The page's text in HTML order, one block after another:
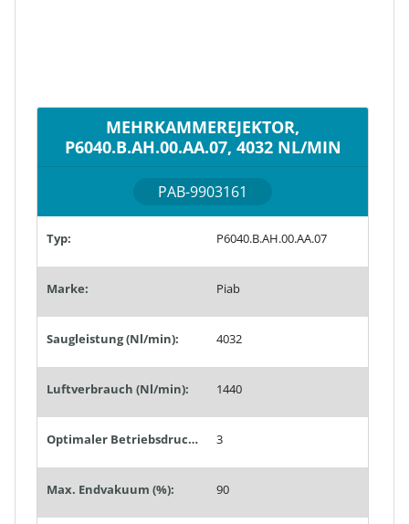
MEHRKAMMEREJEKTOR,
P6040.B.AH.00.AA.07, 4032 NL/MIN
PAB-9903161
Typ: P6040.B.AH.00.AA.07
Marke: Piab
Saugleistung (Nl/min): 4032
Luftverbrauch (Nl/min): 1440
Optimaler Betriebsdruck (bar): 3
Max. Endvakuum (%): 90